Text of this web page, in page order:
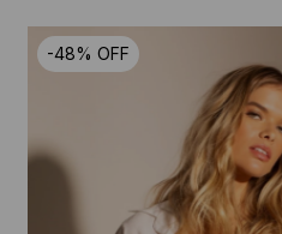
-48% OFF